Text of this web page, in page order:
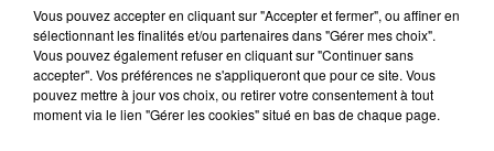
21 mai 2026 - 3 min 55 sec
LES INFOS DE L'ARIEGE DU 21/05/2026 À
17H00
Vous pouvez accepter en cliquant sur "Accepter et fermer", ou affiner en
sélectionnant les finalités et/ou partenaires dans "Gérer mes choix".
Vous pouvez également refuser en cliquant sur "Continuer sans
accepter". Vos préférences ne s'appliqueront que pour ce site. Vous
pouvez mettre à jour vos choix, ou retirer votre consentement à tout
moment via le lien "Gérer les cookies" situé en bas de chaque page.